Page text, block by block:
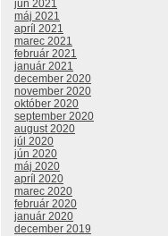
jún 2021
máj 2021
apríl 2021
marec 2021
február 2021
január 2021
december 2020
november 2020
október 2020
september 2020
august 2020
júl 2020
jún 2020
máj 2020
apríl 2020
marec 2020
február 2020
január 2020
december 2019